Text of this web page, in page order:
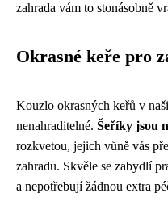
zahrada vám to stonásobně
Okrasné keře pro
Kouzlo okrasných keřů v
nenahraditelné. Šeříky jsou
rozkvetou, jejich vůně vás
zahradu. Skvěle se zabydlí
a nepotřebují žádnou extra